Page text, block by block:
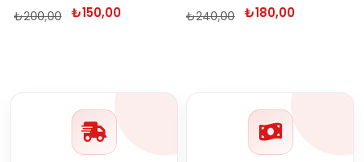
₺150,00
₺200,00
₺180,00
₺240,00